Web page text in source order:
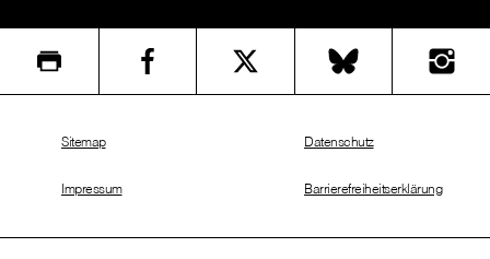
Sitemap
Impressum
Datenschutz
Barrierefreiheitserklärung